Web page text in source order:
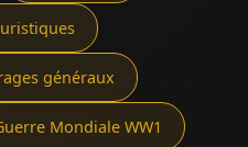
généraux
Mondiale WW1